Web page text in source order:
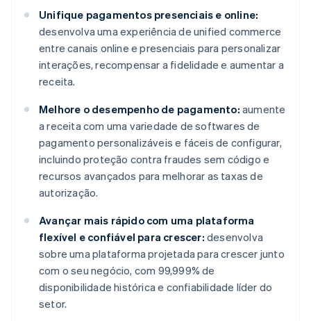
Unifique pagamentos presenciais e online:
desenvolva uma experiência de unified commerce
entre canais online e presenciais para personalizar
interações, recompensar a fidelidade e aumentar a
receita.
Melhore o desempenho de pagamento: aumente
a receita com uma variedade de softwares de
pagamento personalizáveis e fáceis de configurar,
incluindo proteção contra fraudes sem código e
recursos avançados para melhorar as taxas de
autorização.
Avançar mais rápido com uma plataforma
flexível e confiável para crescer: desenvolva
sobre uma plataforma projetada para crescer junto
com o seu negócio, com 99,999% de
disponibilidade histórica e confiabilidade líder do
setor.